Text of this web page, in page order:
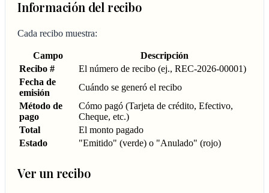
Información del recibo
Cada recibo muestra:
Campo
Descripción
Recibo #
El número de recibo (ej., REC-2026-00001)
Fecha de
emisión
Cuándo se generó el recibo
Método de
pago
Cómo pagó (Tarjeta de crédito, Efectivo,
Cheque, etc.)
Total
El monto pagado
Estado
"Emitido" (verde) o "Anulado" (rojo)
Ver un recibo